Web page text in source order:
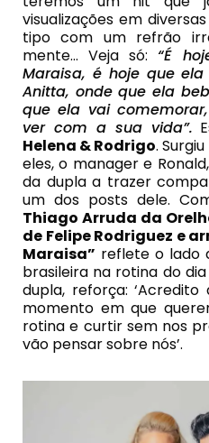
visualizações em
tipo com um refrão
mente… Veja só:“É
Maraisa, é hoje que
Anitta, onde que ela
que ela vai
ver com a sua vida”.
Helena & Rodrigo.
eles, o manager e
da dupla a trazer
um dos posts dele.
Thiago Arruda da
de Felipe Rodriguez e
Maraisa” reflete o lado
brasileira na rotina do
dupla, reforça:
momento em que
rotina e curtir sem nos
vão pensar sobre nós’.